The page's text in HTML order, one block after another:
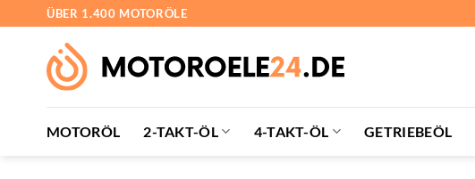
springen
ÜBER 1.400 MOTORÖLE
MOTORÖL 2-TAKT-ÖL 4-TAKT-ÖL GETRIEBEÖL